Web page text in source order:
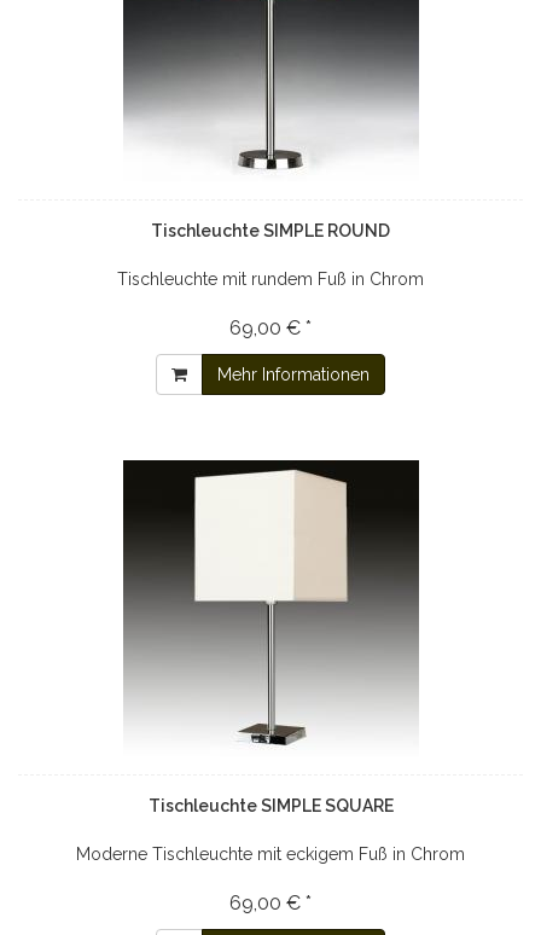
Tischleuchte SIMPLE ROUND
Tischleuchte mit rundem Fuß in Chrom
69,00 € *
Mehr Informationen
Tischleuchte SIMPLE SQUARE
Moderne Tischleuchte mit eckigem Fuß in Chrom
69,00 € *